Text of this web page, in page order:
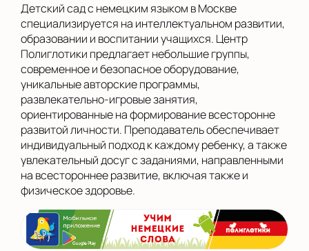
Детский сад с немецким языком в Москве
специализируется на интеллектуальном развитии,
образовании и воспитании учащихся. Центр
Полиглотики предлагает небольшие группы,
современное и безопасное оборудование,
уникальные авторские программы,
развлекательно-игровые занятия,
ориентированные на формирование всесторонне
развитой личности. Преподаватель обеспечивает
индивидуальный подход к каждому ребенку, а также
увлекательный досуг с заданиями, направленными
на всестороннее развитие, включая также и
физическое здоровье.